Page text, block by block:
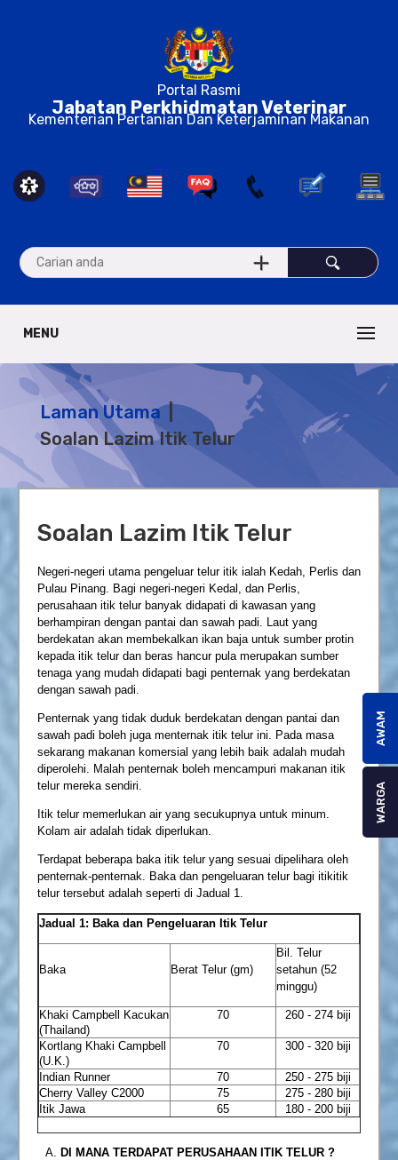
Portal Rasmi
Jabatan Perkhidmatan Veterinar
Kementerian Pertanian Dan Keterjaminan Makanan
MENU
Laman Utama
Soalan Lazim Itik Telur
Soalan Lazim Itik Telur
Negeri-negeri utama pengeluar telur itik ialah Kedah, Perlis dan
Pulau Pinang. Bagi negeri-negeri Kedal, dan Perlis,
perusahaan itik telur banyak didapati di kawasan yang
berhampiran dengan pantai dan sawah padi. Laut yang
berdekatan akan membekalkan ikan baja untuk sumber protin
kepada itik telur dan beras hancur pula merupakan sumber
tenaga yang mudah didapati bagi penternak yang berdekatan
dengan sawah padi.
Penternak yang tidak duduk berdekatan dengan pantai dan
sawah padi boleh juga menternak itik telur ini. Pada masa
sekarang makanan komersial yang lebih baik adalah mudah
diperolehi. Malah penternak boleh mencampuri makanan itik
telur mereka sendiri.
Itik telur memerlukan air yang secukupnya untuk minum.
Kolam air adalah tidak diperlukan.
Terdapat beberapa baka itik telur yang sesuai dipelihara oleh
penternak-penternak. Baka dan pengeluaran telur bagi itikitik
telur tersebut adalah seperti di Jadual 1.
Jadual 1: Baka dan Pengeluaran Itik Telur
Baka Berat Telur (gm)
Bil. Telur
setahun (52
minggu)
Khaki Campbell Kacukan
(Thailand)
70 260 - 274 biji
Kortlang Khaki Campbell
(U.K.)
70 300 - 320 biji
Indian Runner 70
250 - 275 biji
Cherry Valley C2000
75
275 - 280 biji
Itik Jawa
65 180 - 200 biji
DI MANA TERDAPAT PERUSAHAAN ITIK TELUR ?
AWAM
WARGA